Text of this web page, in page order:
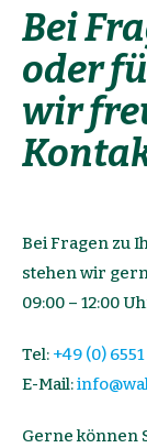
Bei
oder
wir
Bei Fragen zu
stehen wir
09:00 – 12:00
Tel: +49 (0)
E-Mail:
Gerne können